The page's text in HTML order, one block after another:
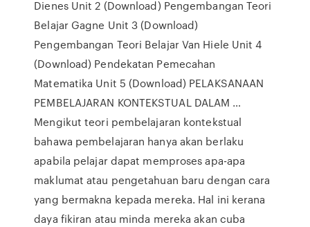
Dienes Unit 2 (Download) Pengembangan Teori
Belajar Gagne Unit 3 (Download)
Pengembangan Teori Belajar Van Hiele Unit 4
(Download) Pendekatan Pemecahan
Matematika Unit 5 (Download) PELAKSANAAN
PEMBELAJARAN KONTEKSTUAL DALAM …
Mengikut teori pembelajaran kontekstual
bahawa pembelajaran hanya akan berlaku
apabila pelajar dapat memproses apa-apa
maklumat atau pengetahuan baru dengan cara
yang bermakna kepada mereka. Hal ini kerana
daya fikiran atau minda mereka akan cuba